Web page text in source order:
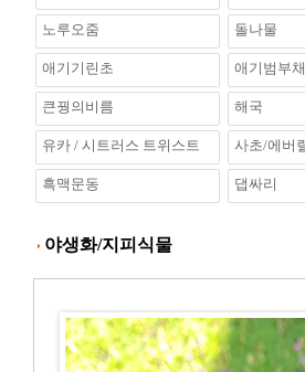
노루오줌 돌나물
애기기린초 애기범부채
큰꿩의비름 해국
유카 / 시트러스 트위스트 사초/에버
흑맥문동 댑싸리
야생화/지피식물